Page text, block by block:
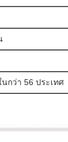
กว่า 56 ประเทศ